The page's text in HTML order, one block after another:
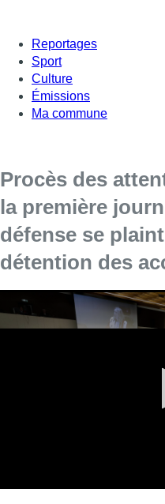
Reportages
Sport
Culture
Émissions
Ma commune
Procès des
la première
défense se
détention des